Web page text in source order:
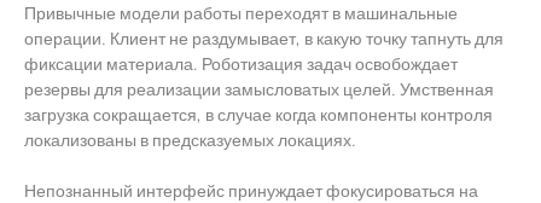
Привычные модели работы переходят в машинальные
операции. Клиент не раздумывает, в какую точку тапнуть для
фиксации материала. Роботизация задач освобождает
резервы для реализации замысловатых целей. Умственная
загрузка сокращается, в случае когда компоненты контроля
локализованы в предсказуемых локациях.
Непознанный интерфейс принуждает фокусироваться на